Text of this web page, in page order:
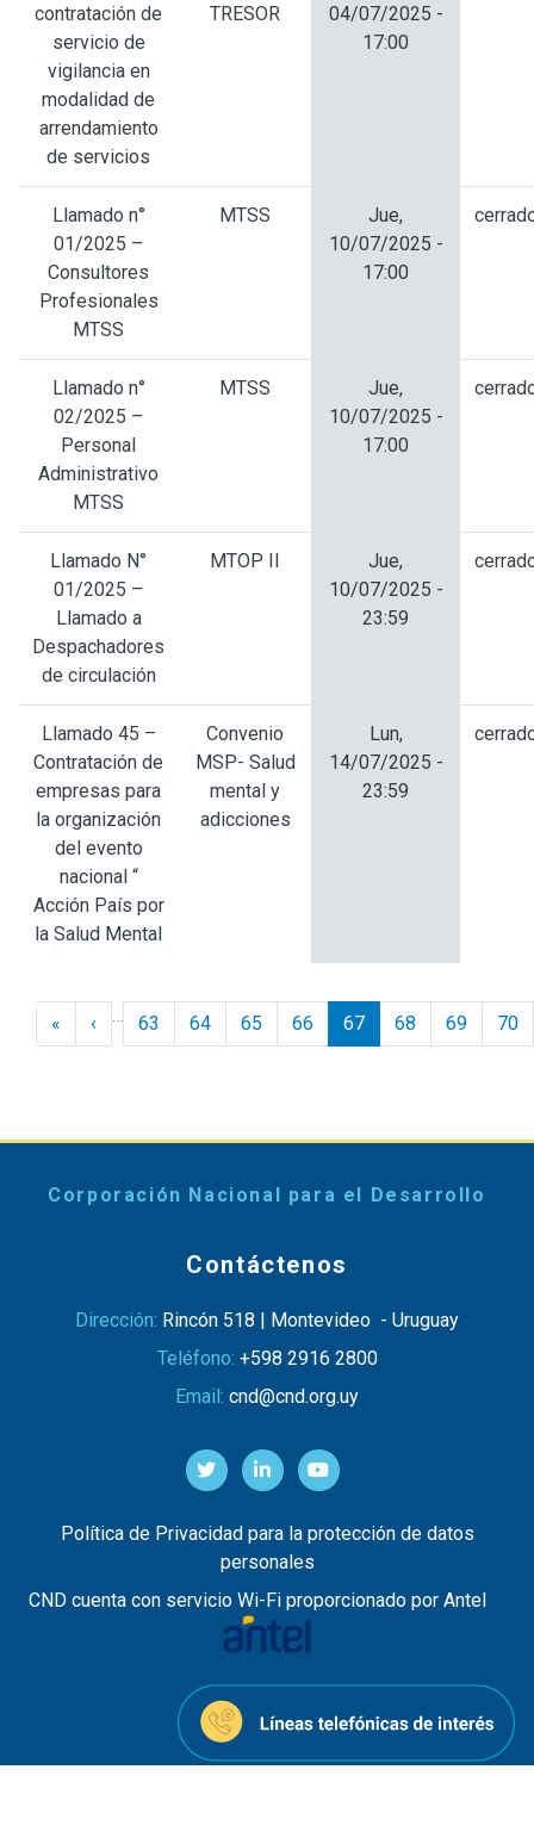
contratación de
servicio de
vigilancia en
modalidad de
arrendamiento
de servicios
TRESOR
04/07/2025 -
17:00
Llamado n°
01/2025 –
Consultores
Profesionales
MTSS
MTSS
Jue,
10/07/2025 -
17:00
Llamado n°
02/2025 –
Personal
Administrativo
MTSS
MTSS
Jue,
10/07/2025 -
17:00
Llamado N°
01/2025 –
Llamado a
Despachadores
de circulación
MTOP II
Jue,
10/07/2025 -
23:59
Llamado 45 –
Contratación de
empresas para
la organización
del evento
nacional “
Acción País por
la Salud Mental
Convenio
MSP- Salud
mental y
adicciones
Lun,
14/07/2025 -
23:59
Paginación
« « Inicio
‹ ‹ Anterior
… 63 64 65 66 67 68 69 70
Corporación Nacional para el Desarrollo
Contáctenos
Dirección: Rincón 518 | Montevideo - Uruguay
Teléfono: +598 2916 2800
Email: cnd@cnd.org.uy
Política de Privacidad para la protección de datos
personales
CND cuenta con servicio Wi-Fi proporcionado por Antel